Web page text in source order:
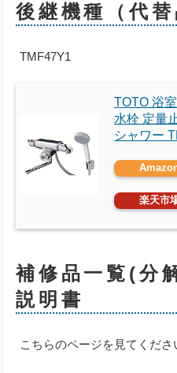
後継機種（代替
TMF47Y1
TOTO 浴
水栓 定量
シャワー
楽天市
補修品一覧(分
説明書
こちらのページを見てくださ